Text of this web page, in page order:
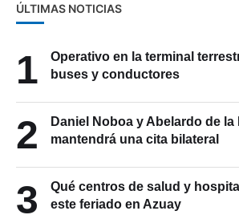
ÚLTIMAS NOTICIAS
1
Operativo en la terminal
buses y conductores
2
Daniel Noboa y Abelardo de la
mantendrá una cita bilateral
3
Qué centros de salud y
este feriado en Azuay